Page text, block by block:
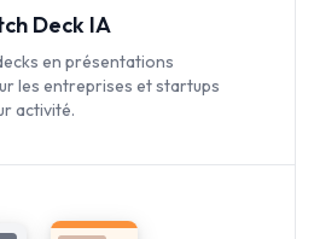
Deck IA
en présentations
les entreprises et startups
activité.